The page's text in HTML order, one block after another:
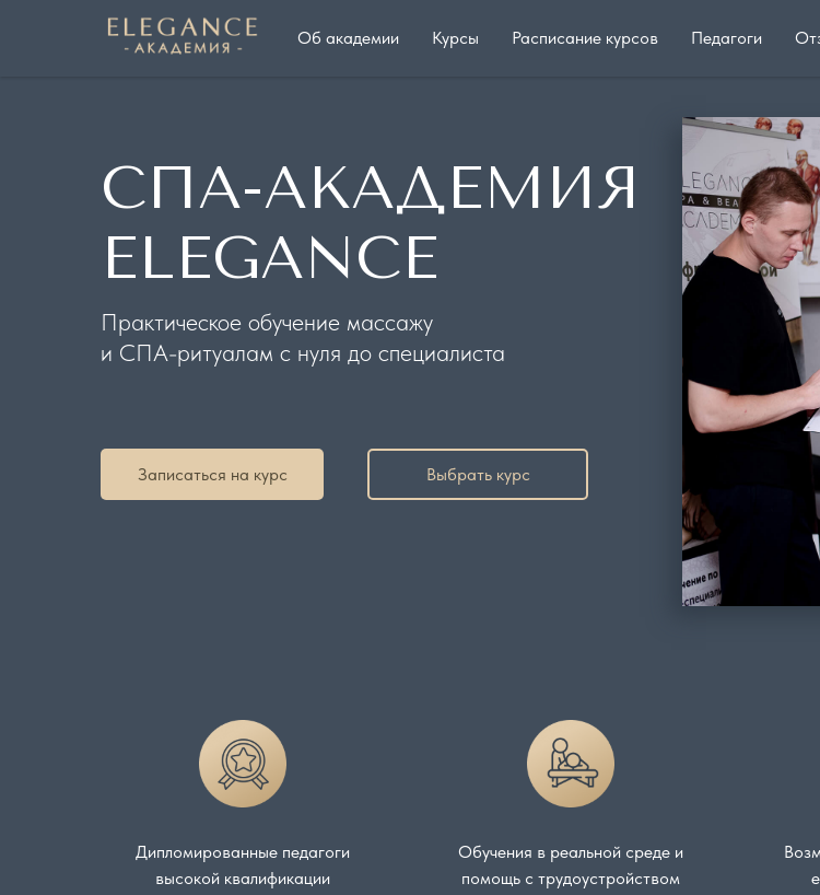
Об академии Курсы Расписание курсов Педагоги
Записаться на курс Выбрать курс
Практическое обучение массажу
и СПА-ритуалам с нуля до специалиста
СПА-АКАДЕМИЯ
ELEGANCE
Дипломированные педагоги
высокой квалификации
Обучения в реальной среде и
помощь с трудоустройством